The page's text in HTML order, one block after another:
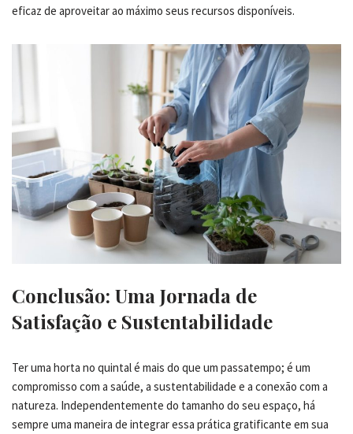
eficaz de aproveitar ao máximo seus recursos disponíveis.
Conclusão: Uma Jornada de
Satisfação e Sustentabilidade
Ter uma horta no quintal é mais do que um passatempo; é um
compromisso com a saúde, a sustentabilidade e a conexão com a
natureza. Independentemente do tamanho do seu espaço, há
sempre uma maneira de integrar essa prática gratificante em sua